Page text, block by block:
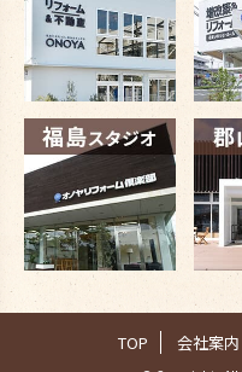
TOP 会社案内